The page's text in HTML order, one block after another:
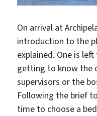
On arrival at
introduction to the
explained. One is
getting to know the
supervisors or the
Following the brief
time to choose a